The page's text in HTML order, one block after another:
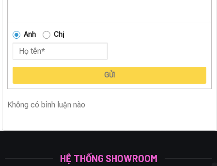
Anh Chị
GỬI
Không có bình luận nào
HỆ THỐNG SHOWROOM